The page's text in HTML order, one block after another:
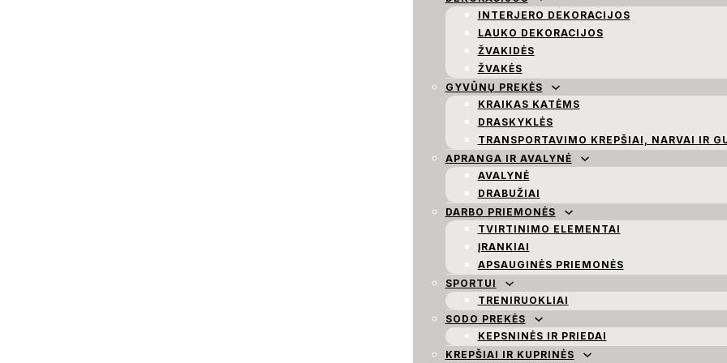
INTERJERO DEKORACIJOS
LAUKO DEKORACIJOS
ŽVAKIDĖS
ŽVAKĖS
GYVŪNŲ PREKĖS
KRAIKAS KATĖMS
DRASKYKLĖS
TRANSPORTAVIMO KREPŠIAI, NARVAI IR
APRANGA IR AVALYNĖ
AVALYNĖ
DRABUŽIAI
DARBO PRIEMONĖS
TVIRTINIMO ELEMENTAI
ĮRANKIAI
APSAUGINĖS PRIEMONĖS
SPORTUI
TRENIRUOKLIAI
SODO PREKĖS
KEPSNINĖS IR PRIEDAI
KREPŠIAI IR KUPRINĖS